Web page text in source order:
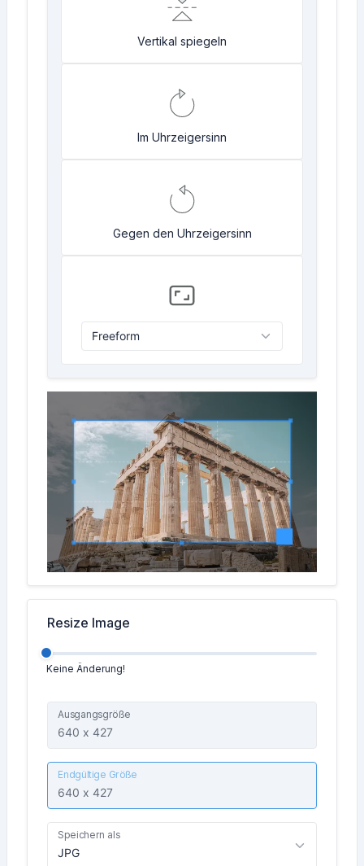
Vertikal spiegeln
Im Uhrzeigersinn
Gegen den Uhrzeigersinn
Resize Image
Keine Änderung!
Ausgangsgröße
Endgültige Größe
Speichern als